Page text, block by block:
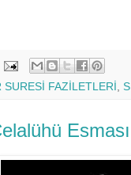
SURESİ FAZİLETLERİ,
Esması